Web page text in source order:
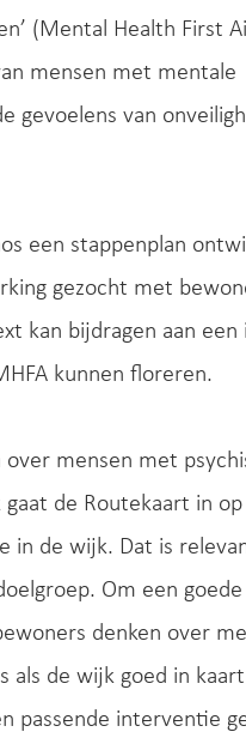
(Mental Health First
mensen met mentale
gevoelens van
een stappenplan
gezocht met
kan bijdragen aan een
kunnen floreren.
mensen met
de Routekaart in
in de wijk. Dat is
Om een goede
denken over
als de wijk goed in
passende interventie